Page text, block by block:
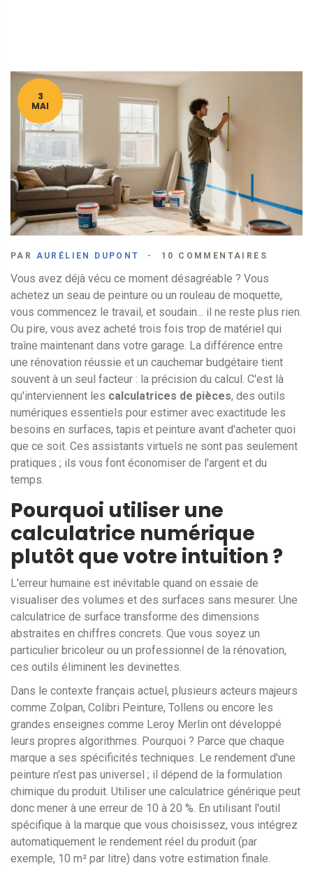
3
MAI
PAR AURÉLIEN DUPONT 10 COMMENTAIRES
Vous avez déjà vécu ce moment désagréable ? Vous
achetez un seau de peinture ou un rouleau de moquette,
vous commencez le travail, et soudain... il ne reste plus rien.
Ou pire, vous avez acheté trois fois trop de matériel qui
traîne maintenant dans votre garage. La différence entre
une rénovation réussie et un cauchemar budgétaire tient
souvent à un seul facteur : la précision du calcul. C'est là
qu'interviennent les calculatrices de pièces, des outils
numériques essentiels pour estimer avec exactitude les
besoins en surfaces, tapis et peinture avant d'acheter quoi
que ce soit. Ces assistants virtuels ne sont pas seulement
pratiques ; ils vous font économiser de l'argent et du
temps.
Pourquoi utiliser une
calculatrice numérique
plutôt que votre intuition ?
L'erreur humaine est inévitable quand on essaie de
visualiser des volumes et des surfaces sans mesurer. Une
calculatrice de surface transforme des dimensions
abstraites en chiffres concrets. Que vous soyez un
particulier bricoleur ou un professionnel de la rénovation,
ces outils éliminent les devinettes.
Dans le contexte français actuel, plusieurs acteurs majeurs
comme Zolpan, Colibri Peinture, Tollens ou encore les
grandes enseignes comme Leroy Merlin ont développé
leurs propres algorithmes. Pourquoi ? Parce que chaque
marque a ses spécificités techniques. Le rendement d'une
peinture n'est pas universel ; il dépend de la formulation
chimique du produit. Utiliser une calculatrice générique peut
donc mener à une erreur de 10 à 20 %. En utilisant l'outil
spécifique à la marque que vous choisissez, vous intégrez
automatiquement le rendement réel du produit (par
exemple, 10 m² par litre) dans votre estimation finale.